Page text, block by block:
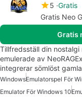
5 Gratis
Gratis Neo
Gratis
Tillfredsställ din
emulerade av
integrerar sömlöst
WindowsEmulatorspel För
Emulator För Windows 10